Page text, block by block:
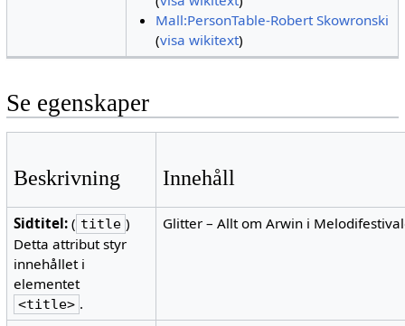
Mall:PersonTable-Robert Skowronski
(visa wikitext)
Se egenskaper
Beskrivning Innehåll
Sidtitel: ( title )
Detta attribut styr
innehållet i
elementet
<title> .
Glitter – Allt om Arwin i